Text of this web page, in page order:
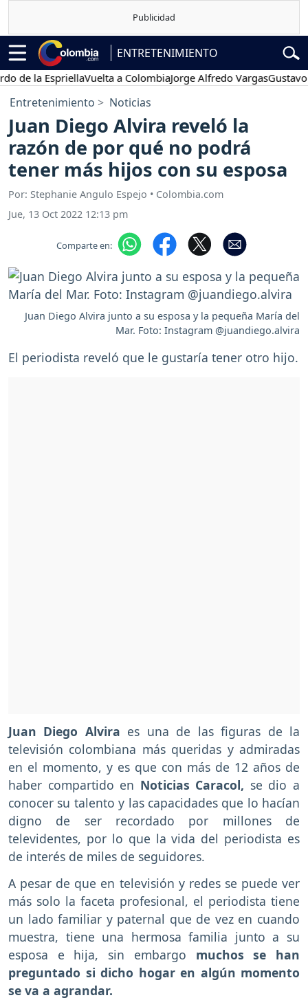
ENTRETENIMIENTO
la EspriellaVuelta a ColombiaJorge Alfredo VargasGustavo
Entretenimiento Noticias
Juan Diego Alvira reveló la
razón de por qué no podrá
tener más hijos con su esposa
Por: Stephanie Angulo Espejo • Colombia.com
Jue, 13 Oct 2022 12:13 pm
Comparte en:
Juan Diego Alvira junto a su esposa y la pequeña María del
Mar. Foto: Instagram @juandiego.alvira
El periodista reveló que le gustaría tener otro hijo.
Juan Diego Alvira es una de las figuras de la
televisión colombiana más queridas y admiradas
en el momento, y es que con más de 12 años de
haber compartido en Noticias Caracol, se dio a
conocer su talento y las capacidades que lo hacían
digno de ser recordado por millones de
televidentes, por lo que la vida del periodista es
de interés de miles de seguidores.
A pesar de que en televisión y redes se puede ver
más solo la faceta profesional, el periodista tiene
un lado familiar y paternal que de vez en cuando
muestra, tiene una hermosa familia junto a su
esposa e hija, sin embargo muchos se han
preguntado si dicho hogar en algún momento
se va a agrandar.